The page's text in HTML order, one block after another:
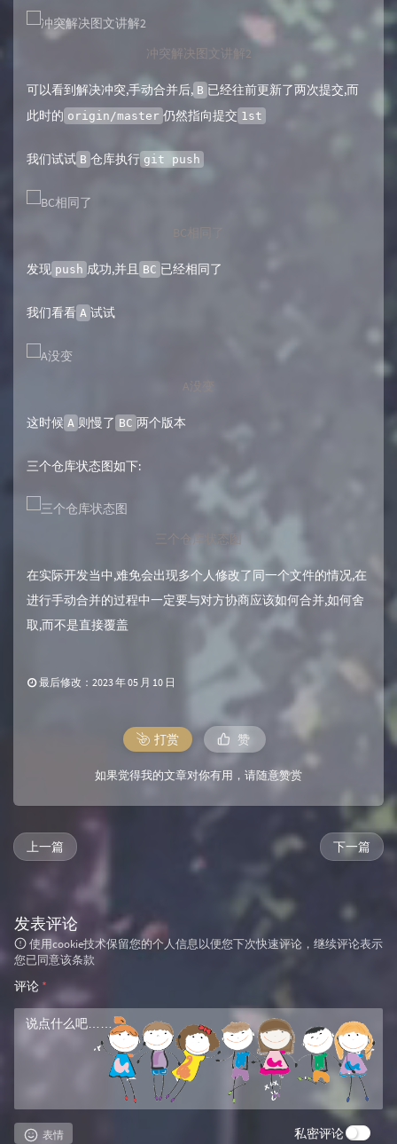
冲突解决图文讲解2
可以看到解决冲突,手动合并后, B 已经往前更新了两次提交,而
此时的 origin/master 仍然指向提交 1st
我们试试 B 仓库执行 git push
发现 push 成功,并且 BC 已经相同了
我们看看 A 试试
A没变
这时候 A 则慢了 BC 两个版本
三个仓库状态图如下:
三个仓库状态图
在实际开发当中,难免会出现多个人修改了同一个文件的情况,在
进行手动合并的过程中一定要与对方协商应该如何合并,如何舍
取,而不是直接覆盖
最后修改：2023 年 05 月 10 日
打赏 赞
如果觉得我的文章对你有用，请随意赞赏
下一篇
上一篇
发表评论
使用cookie技术保留您的个人信息以便您下次快速评论，继续评论表示
您已同意该条款
评论 *
表情 私密评论